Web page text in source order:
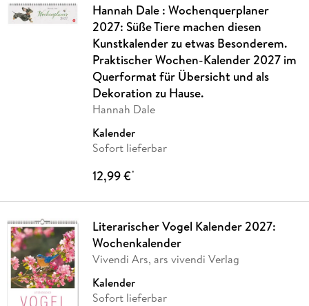
Hannah Dale : Wochenquerplaner
2027: Süße Tiere machen diesen
Kunstkalender zu etwas Besonderem.
Praktischer Wochen-Kalender 2027 im
Querformat für Übersicht und als
Dekoration zu Hause.
Hannah Dale
Kalender
Sofort lieferbar
12,99 €*
Literarischer Vogel Kalender 2027:
Wochenkalender
Vivendi Ars, ars vivendi Verlag
Kalender
Sofort lieferbar